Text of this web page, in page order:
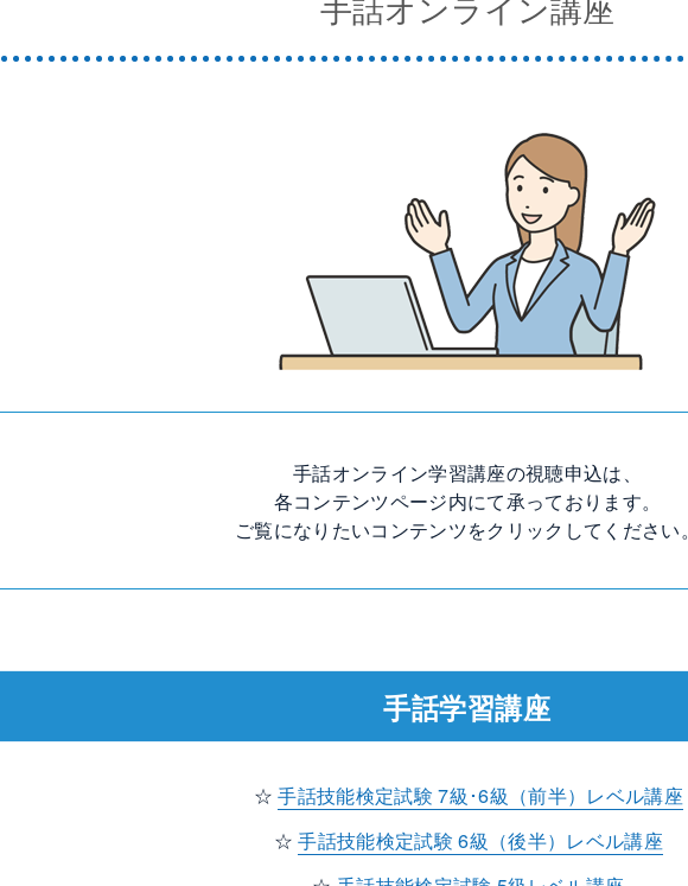
手話オンライン学習講座の視聴申込は、
各コンテンツページ内にて承っております。
ご覧になりたいコンテンツをクリックしてください。
手話学習講座
☆手話技能検定試験 7級･6級（前半）レベル講座
☆手話技能検定試験 6級（後半）レベル講座